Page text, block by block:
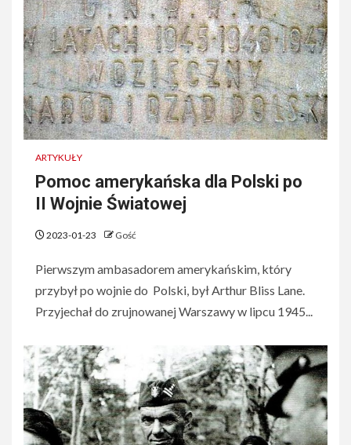
ARTYKUŁY
Pomoc amerykańska dla Polski po
II Wojnie Światowej
2023-01-23 Gość
Pierwszym ambasadorem amerykańskim, który
przybył po wojnie do Polski, był Arthur Bliss Lane.
Przyjechał do zrujnowanej Warszawy w lipcu 1945...